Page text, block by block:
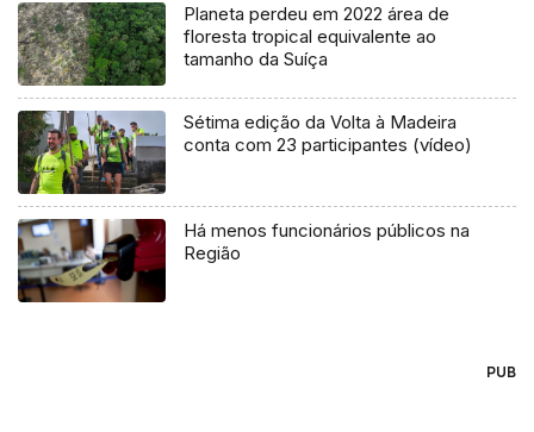
Planeta perdeu em 2022 área de
floresta tropical equivalente ao
tamanho da Suíça
Sétima edição da Volta à Madeira
conta com 23 participantes (vídeo)
Há menos funcionários públicos na
Região
PUB